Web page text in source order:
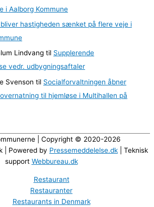
i Aalborg Kommune
bliver hastigheden sænket på flere veje i
Lindvang til Supplerende
vedr. udbygningsaftaler
Svenson til Socialforvaltningen åbner
til hjemløse i Multihallen på
| Copyright © 2020-2026
| Powered by Pressemeddelelse.dk | Teknisk
support Webbureau.dk
Restaurant
Restauranter
Restaurants in Denmark